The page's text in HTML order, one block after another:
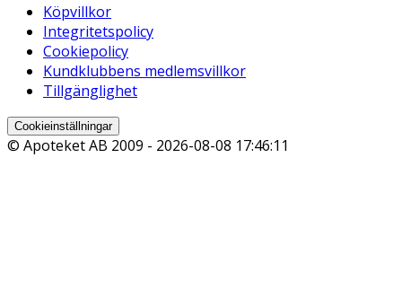
Köpvillkor
Integritetspolicy
Cookiepolicy
Kundklubbens medlemsvillkor
Tillgänglighet
Cookieinställningar
© Apoteket AB 2009 - 2026-08-08 17:46:11